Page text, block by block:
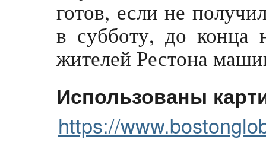
готов, если не
в субботу, до
жителей Рестона
Использованы
https://